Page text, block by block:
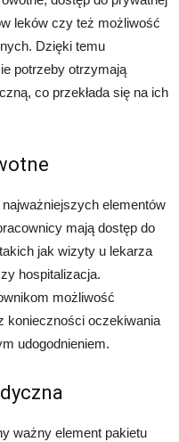
leków czy też możliwość
Dzięki temu
potrzeby otrzymają
co przekłada się na ich
elementów
mają dostęp do
jak wizyty u lekarza
hospitalizacja.
możliwość
konieczności oczekiwania
udogodnieniem.
ważny element pakietu